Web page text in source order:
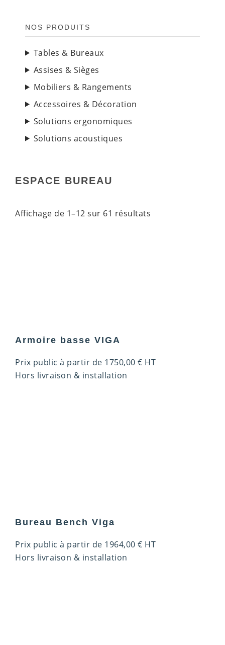
ESPACE BUREAU
Affichage de 1–12 sur 61 résultats
Armoire basse VIGA
Prix public à partir de 1750,00 € HT
Hors livraison & installation
Bureau Bench Viga
Prix public à partir de 1964,00 € HT
Hors livraison & installation
NOS PRODUITS
Tables & Bureaux
Assises & Sièges
Mobiliers & Rangements
Accessoires & Décoration
Solutions ergonomiques
Solutions acoustiques